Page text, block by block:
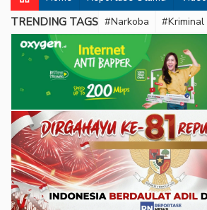
TRENDING TAGS #Narkoba #Kriminal